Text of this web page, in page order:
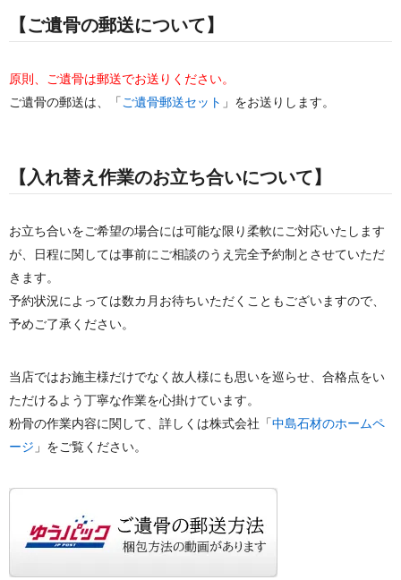
【ご遺骨の郵送について】
原則、ご遺骨は郵送でお送りください。
ご遺骨の郵送は、「ご遺骨郵送セット 」をお送りします。
【入れ替え作業のお立ち合いについて】
お立ち合いをご希望の場合には可能な限り柔軟にご対応いたします
が、日程に関しては事前にご相談のうえ完全予約制とさせていただ
きます。
予約状況によっては数カ月お待ちいただくこともございますので、
予めご了承ください。
当店ではお施主様だけでなく故人様にも思いを巡らせ、合格点をい
ただけるよう丁寧な作業を心掛けています。
粉骨の作業内容に関して、詳しくは株式会社「中島石材のホームペ
ージ 」をご覧ください。